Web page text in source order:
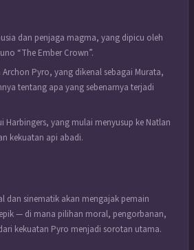
dan penjaga magma, yang dipicu oleh
“The Ember Crown”.
Pyro, yang dikenal sebagai Murata,
tentang apa yang sebenarnya terjadi
Harbingers, yang mulai menyusup ke Natlan
kekuatan api abadi.
dan sinematik akan mengajak pemain
— di mana pilihan moral, pengorbanan,
kekuatan Pyro menjadi sorotan utama.